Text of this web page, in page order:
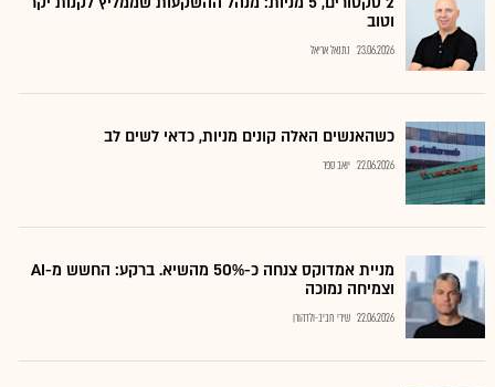
וטוב
23.06.2026 נתנאל אריאל
כשהאנשים האלה קונים מניות, כדאי לשים לב
22.06.2026 יואב ספר
מניית אמדוקס צנחה כ-50% מהשיא. ברקע: החשש מ-AI
וצמיחה נמוכה
22.06.2026 שירי חביב-ולדהורן